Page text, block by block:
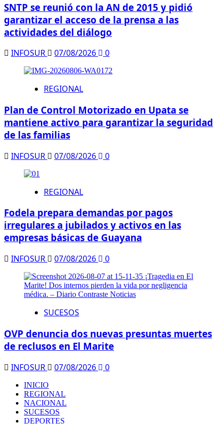
SNTP se reunió con la AN de 2015 y pidió
garantizar el acceso de la prensa a las
actividades del diálogo
INFOSUR 07/08/2026 0
REGIONAL
Plan de Control Motorizado en Upata se
mantiene activo para garantizar la seguridad
de las familias
INFOSUR 07/08/2026 0
REGIONAL
Fodela prepara demandas por pagos
irregulares a jubilados y activos en las
empresas básicas de Guayana
INFOSUR 07/08/2026 0
SUCESOS
OVP denuncia dos nuevas presuntas muertes
de reclusos en El Marite
INFOSUR 07/08/2026 0
INICIO
REGIONAL
NACIONAL
SUCESOS
DEPORTES